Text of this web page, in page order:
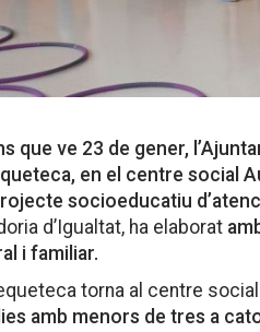
que ve 23 de gener,
en el centre social
socioeducatiu
d’Igualtat, ha elaborat
i familiar.
torna al centre
amb menors de tres a